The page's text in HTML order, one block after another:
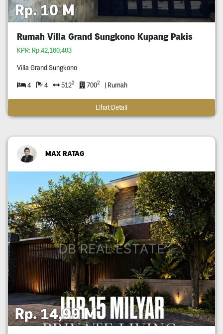
Rp. 10 M
Rumah Villa Grand Sungkono Kupang Pakis
KPR: Rp.42,160,403
Villa Grand Sungkono
4 4 5122 7002 | Rumah
Lihat Detail
MAX RATAG
Rp. 14,99 M